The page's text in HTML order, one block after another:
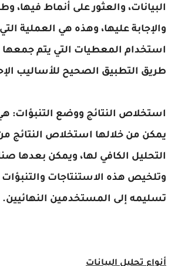
البيانات، والعثور على أنماط فيها،
والإجابة عليها، وهذه هي العملية
استخدام المعطيات التي يتم
طريق التطبيق الصحيح للأساليب
استخلاص النتائج ووضع التنبؤات:
يمكن من خلالها استخلاص النتائج من
التحليل الكافي لها، ويمكن بعدها
وتلخيص هذه الاستنتاجات والتنبؤات
تسليمه إلى المستخدمين النهائيين.
أنواع تحليل البيانات